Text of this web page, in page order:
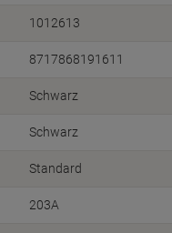
1012613
8717868191611
Schwarz
Schwarz
Standard
203A